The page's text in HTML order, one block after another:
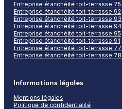
Entreprise étanchéité toit-terrasse 75
Entreprise étanchéité toit-terrasse 92
Entreprise étanchéité toit-terrasse 93
Entreprise étanchéité toit-terrasse 94
Entreprise étanchéité toit-terrasse 95
Entreprise étanchéité toit-terrasse 91
Entreprise étanchéité toit-terrasse 77
Entreprise étanchéité toit-terrasse 78
Informations légales
Mentions légales
Politique de confidentialité